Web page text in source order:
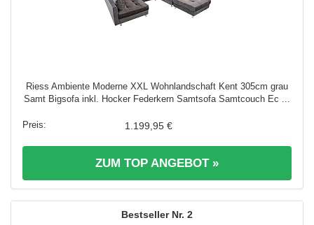
Riess Ambiente Moderne XXL Wohnlandschaft Kent 305cm grau
Samt Bigsofa inkl. Hocker Federkern Samtsofa Samtcouch Ec ...
1.199,95 €
ZUM TOP ANGEBOT »
2